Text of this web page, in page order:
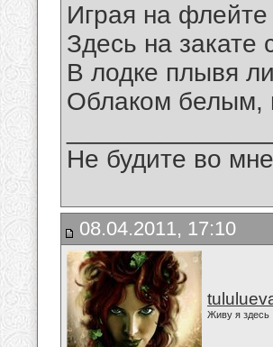
Играя на флейте
Здесь на закате
В лодке плывя
Облаком белым,
Не будите во
08.04.2011, 17:10
Живу я здесь